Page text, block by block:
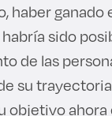
haber
sido
de las
su
objetivo ahora